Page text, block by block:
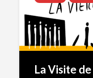
La Visite